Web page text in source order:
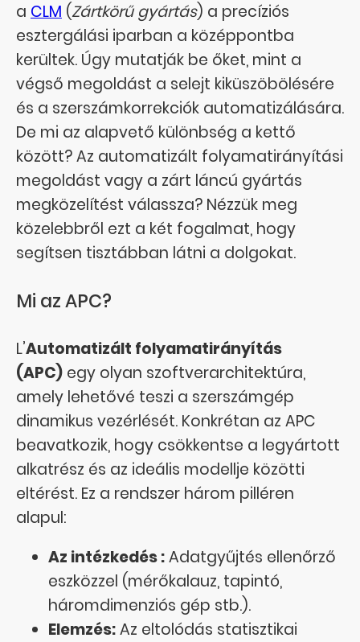
a CLM (Zártkörű gyártás) a precíziós
esztergálási iparban a középpontba
kerültek. Úgy mutatják be őket, mint a
végső megoldást a selejt kiküszöbölésére
és a szerszámkorrekciók automatizálására.
De mi az alapvető különbség a kettő
között? Az automatizált folyamatirányítási
megoldást vagy a zárt láncú gyártás
megközelítést válassza? Nézzük meg
közelebbről ezt a két fogalmat, hogy
segítsen tisztábban látni a dolgokat.
Mi az APC?
L’Automatizált folyamatirányítás
(APC) egy olyan szoftverarchitektúra,
amely lehetővé teszi a szerszámgép
dinamikus vezérlését. Konkrétan az APC
beavatkozik, hogy csökkentse a legyártott
alkatrész és az ideális modellje közötti
eltérést. Ez a rendszer három pilléren
alapul:
Az intézkedés :Adatgyűjtés ellenőrző
eszközzel (mérőkalauz, tapintó,
háromdimenziós gép stb.).
Elemzés:Az eltolódás statisztikai